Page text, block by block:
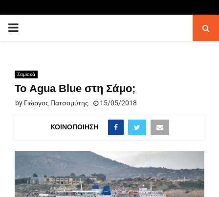
PRIMARY
Σαμιακά
Το Agua Blue στη Σάμο;
by Γιώργος Πατσομύτης 15/05/2018
ΚΟΙΝΟΠΟΊΗΣΗ